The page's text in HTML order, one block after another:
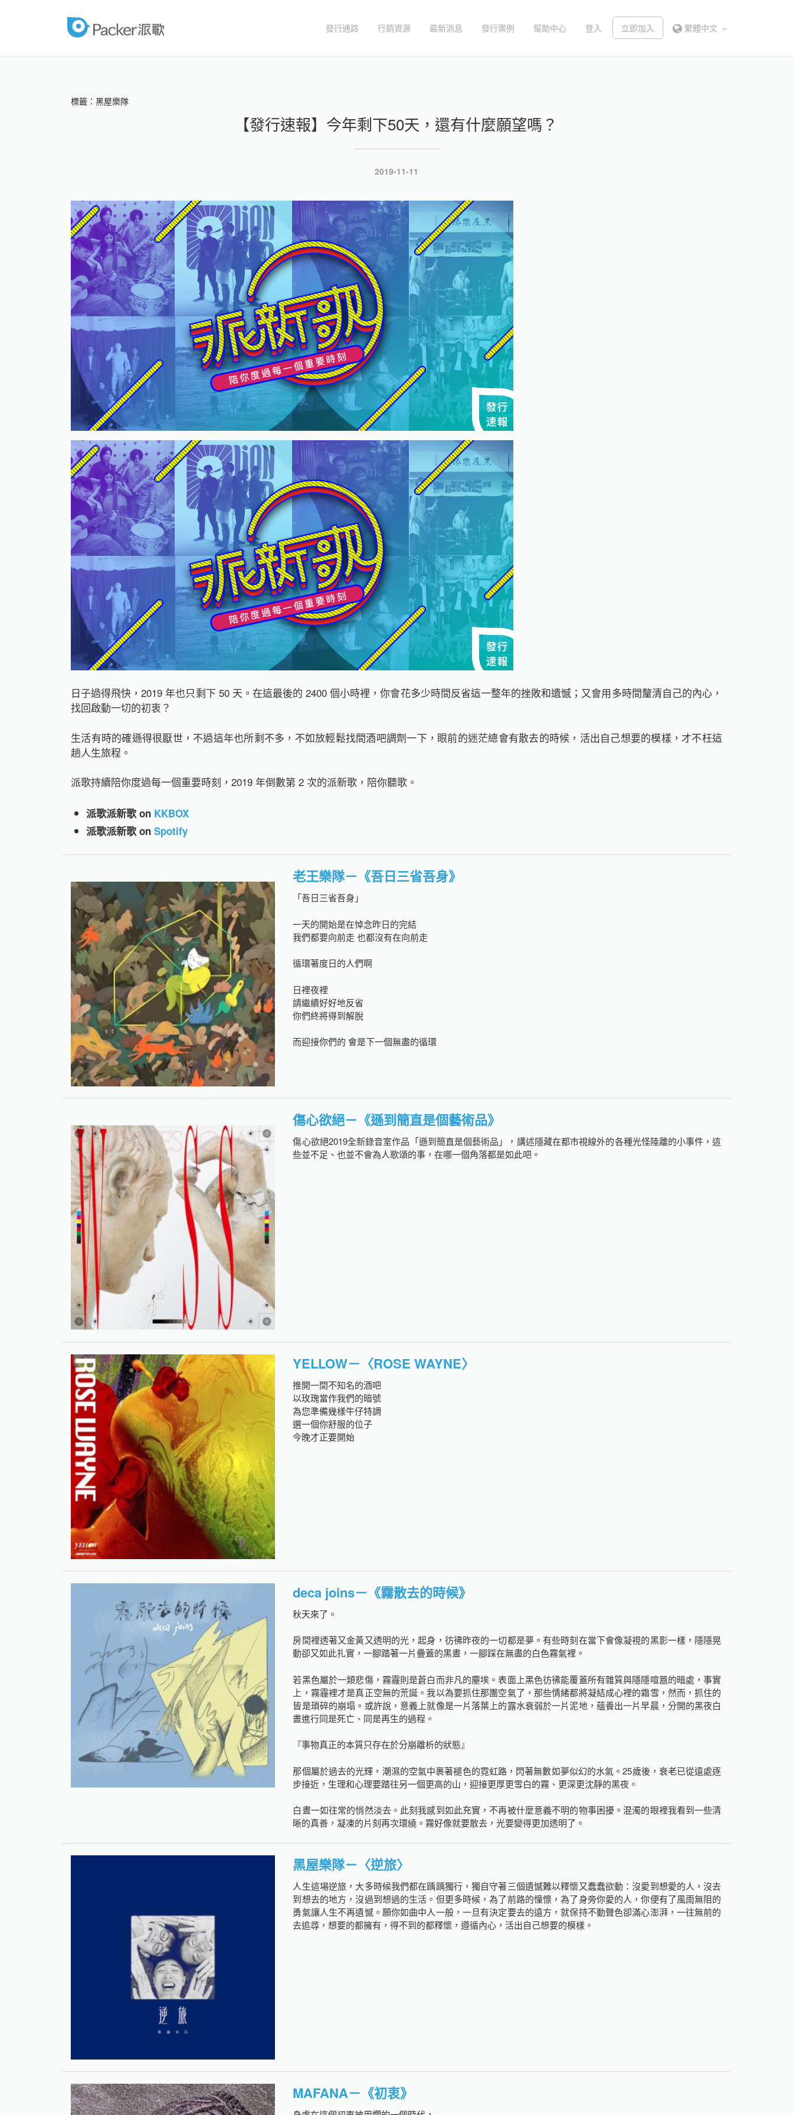
packer 發行通路 行銷資源 最新消息 發行案例 幫助中心 登入 立即加入 繁體中文
標籤：黑屋樂隊
【發行速報】今年剩下50天，還有什麼願望嗎？
發
2019-11-11
日子過得飛快，2019 年也只剩下 50 天。在這最後的 2400 個小時裡，你會花多少時間反省這一整年的挫敗和遺憾；又會用多時間釐清自己的內心，
找回啟動一切的初衷？
生活有時的確遜得很厭世，不過這年也所剩不多，不如放輕鬆找間酒吧調劑一下，眼前的迷茫總會有散去的時候，活出自己想要的模樣，才不枉這
趟人生旅程。
派歌持續陪你度過每一個重要時刻，2019 年倒數第 2 次的派新歌，陪你聽歌。
派歌派新歌 on KKBOX
派歌派新歌 on Spotify
老王樂隊－《吾日三省吾身》
「吾日三省吾身」
一天的開始是在悼念昨日的完結
我們都要向前走 也都沒有在向前走
循環著度日的人們啊
日裡夜裡
請繼續好好地反省
你們終將得到解脫
而迎接你們的 會是下一個無盡的循環
傷心欲絕－《遜到簡直是個藝術品》
傷心欲絕2019全新錄音室作品「遜到簡直是個藝術品」，講述隱藏在都市視線外的各種光怪陸離的小事件，這
些並不足、也並不會為人歌頌的事，在哪一個角落都是如此吧。
YELLOW－〈ROSE WAYNE〉
推開一間不知名的酒吧
以玫瑰當作我們的暗號
為您準備幾樣牛仔特調
選一個你舒服的位子
今晚才正要開始
deca joins－《霧散去的時候》
秋天來了。
房間裡透著又金黃又透明的光，起身，彷彿昨夜的一切都是夢。有些時刻在當下會像凝視的黑影一樣，隱隱晃
動卻又如此扎實，一腳踏著一片疊蓋的黑晝，一腳踩在無盡的白色霧氣裡。
若黑色屬於一類悲傷，霧霾則是蒼白而非凡的塵埃。表面上黑色彷彿能覆蓋所有雜質與隱隱喧囂的暗處，事實
上，霧霾裡才是真正空無的荒誕。我以為要抓住那團空氣了，那些情緒都將凝結成心裡的霜雪，然而，抓住的
皆是瑣碎的崩塌。或許說，意義上就像是一片落葉上的露水衰弱於一片泥地，蘊養出一片早晨，分開的黑夜白
晝進行同是死亡、同是再生的過程。
『事物真正的本質只存在於分崩離析的狀態』
那個屬於過去的光輝，潮濕的空氣中裹著褪色的霓虹路，閃著無數如夢似幻的水氣。25歲後，衰老已從遠處逐
步接近，生理和心理要踏往另一個更高的山，迎接更厚更雪白的霧、更深更沈靜的黑夜。
白晝一如往常的悄然淡去。此刻我感到如此充實，不再被什麼意義不明的物事困擾。混濁的眼裡我看到一些清
晰的真善，凝凍的片刻再次環繞。霧好像就要散去，光要變得更加透明了。
黑屋樂隊－〈逆旅〉
人生這場逆旅，大多時候我們都在踽踽獨行，獨自守著三個遺憾難以釋懷又蠢蠢欲動：沒愛到想愛的人，沒去
到想去的地方，沒過到想過的生活。但更多時候，為了前路的憧憬，為了身旁你愛的人，你便有了風雨無阻的
勇氣讓人生不再遺憾。願你如曲中人一般，一旦有決定要去的遠方，就保持不動聲色卻滿心澎湃，一往無前的
去追尋，想要的都擁有，得不到的都釋懷，遵循內心，活出自己想要的模樣。
MAFANA－《初衷》